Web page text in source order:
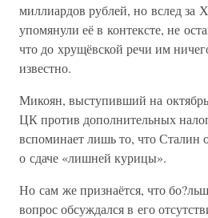
миллиардов рублей, но вслед
упомянули её в контексте, не
что до хрущёвской речи им
известно.
Микоян, выступивший на
ЦК против дополнительных
вспоминает лишь то, что Сталин
о сдаче «лишней курицы».
Но сам же признаётся, что
вопрос обсуждался в его